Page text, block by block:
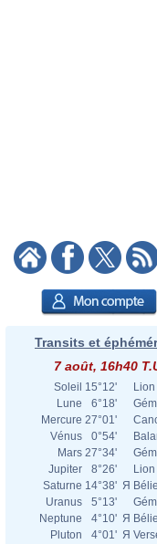
Transits et
7 août, 16h40
Soleil 15°12'
Lion
Lune
6°18'
Mercure 27°01'
Vénus
0°54'
Mars 27°34'
Jupiter
8°26'
Lion
Saturne 14°38' Я
Uranus
5°13'
Neptune
4°10' Я
Pluton
4°01' Я